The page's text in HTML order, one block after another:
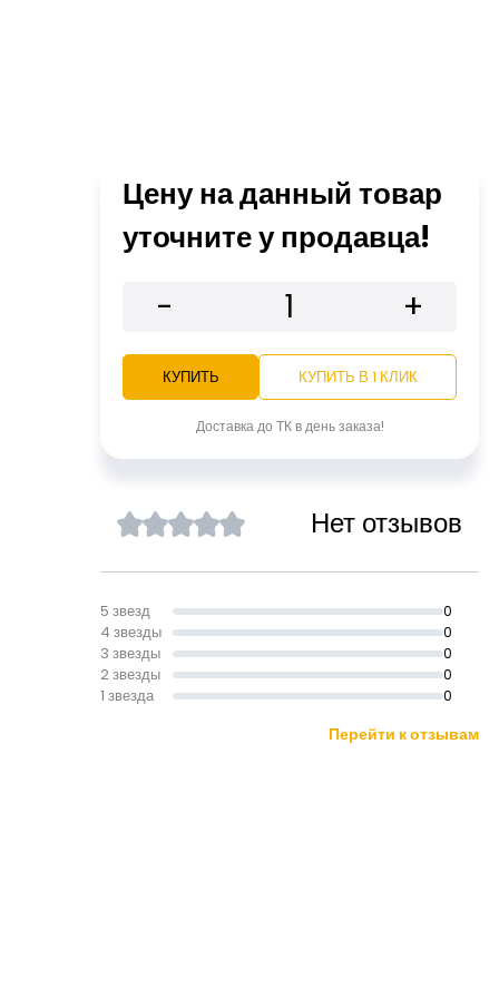
Цену на данный товар
уточните у продавца!
- +
КУПИТЬ КУПИТЬ В 1 КЛИК
Доставка до ТК в день заказа!
Нет отзывов
5 звезд 0
4 звезды 0
3 звезды 0
2 звезды 0
1 звезда 0
Перейти к отзывам